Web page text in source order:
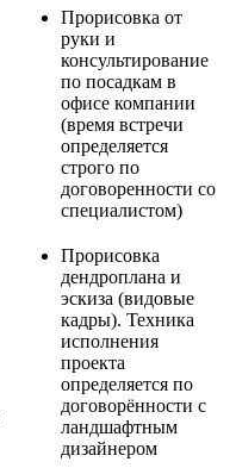
Прорисовка от
руки и
консультирование
по посадкам в
офисе компании
(время встречи
определяется
строго по
договоренности со
специалистом)
Прорисовка
дендроплана и
эскиза (видовые
кадры). Техника
исполнения
проекта
определяется по
договорённости с
ландшафтным
дизайнером